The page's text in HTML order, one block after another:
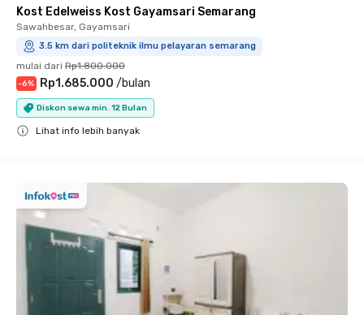
Kost Edelweiss Kost Gayamsari Semarang
Sawahbesar, Gayamsari
3.5 km dari politeknik ilmu pelayaran semarang
mulai dari Rp1.800.000
-6% Rp1.685.000 /bulan
Diskon sewa min. 12 Bulan
Lihat info lebih banyak